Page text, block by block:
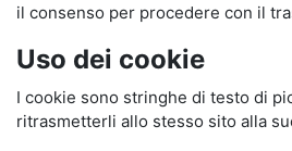
il consenso per procedere con il
Uso dei cookie
I cookie sono stringhe di testo di
ritrasmetterli allo stesso sito alla